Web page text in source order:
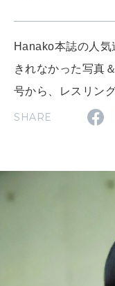
Hanako本誌の人
きれなかった写真
号から、レスリン
SHARE